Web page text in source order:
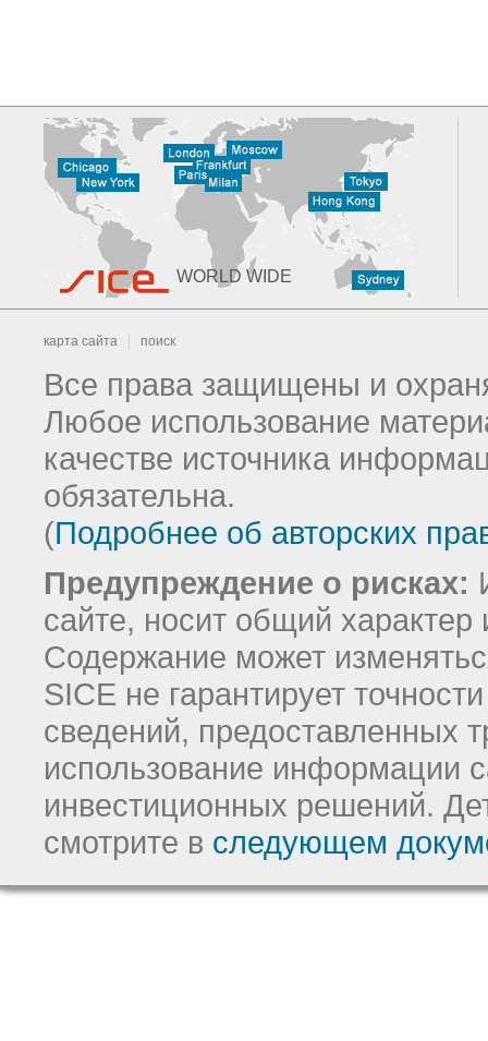
WORLD WIDE
карта сайта поиск
Все права защищены и
Любое использование
качестве источника
обязательна.
(Подробнее об авторских
Предупреждение о рисках:
сайте, носит общий
Содержание может
SICE не гарантирует
сведений, предоставленных
использование информации
инвестиционных решений.
смотрите в следующем